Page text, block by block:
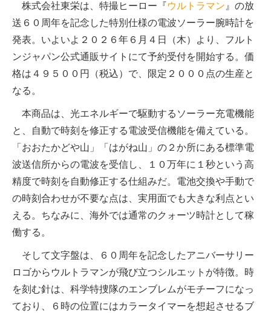
株式会社東栄は、特撮ヒーロー『ウルトラマン 』の放
送６０周年を記念した特別仕様の電波ソーラー腕時計を
発表。いよいよ２０２６年６月４日（木）より、フルト
ンジャパン公式通販サイトにて予約受付を開始する。価
格は４９５００円（税込）で、限定２０００点の生産と
なる。
本商品は、光エネルギーで駆動するソーラー充電機能
と、自動で時刻を修正する電波受信機能を備えている。
「おおたかどや山」「はがね山」の２か所にある標準電
波送信所からの電波を受信し、１０万年に１秒という高
精度で時刻を自動修正する仕組みだ。電池交換や手動で
の時刻合わせが不要な点は、実用面でも大きな利点とい
える。ちなみに、海外では通常のクォーツ時計として稼
働する。
そして文字盤は、６０周年を記念したアニバーサリー
ロゴからウルトラマンが飛び立つシルエットが特徴。時
を刻む針は、科学特捜隊のエンブレムがモチーフになっ
ており、６時の位置にはカラータイマーを想起させるブ